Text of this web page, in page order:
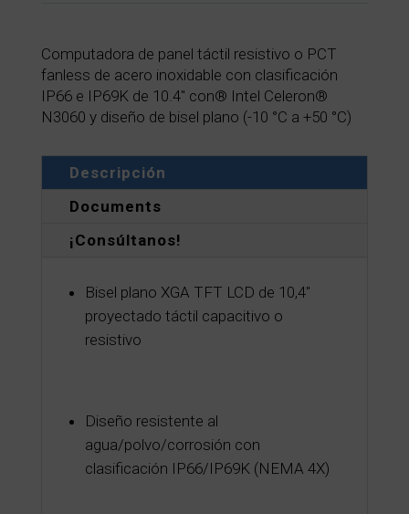
Computadora de panel táctil resistivo o PCT
fanless de acero inoxidable con clasificación
IP66 e IP69K de 10.4″ con® Intel Celeron®
N3060 y diseño de bisel plano (-10 °C a +50 °C)
Descripción
Documents
¡Consúltanos!
Bisel plano XGA TFT LCD de 10,4"
proyectado táctil capacitivo o
resistivo
Diseño resistente al
agua/polvo/corrosión con
clasificación IP66/IP69K (NEMA 4X)